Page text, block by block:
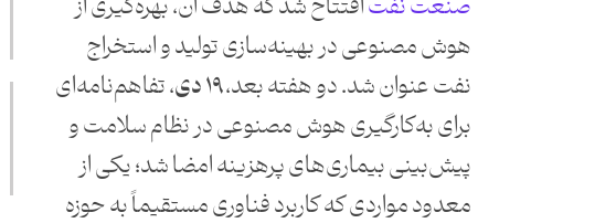
صنعت نفتافتتاح شد که هدف آن، بهره‌گیری از
هوش مصنوعی در بهینه‌سازی تولید و استخراج
نفت عنوان شد. دو هفته بعد،۱۹ دی
، تفاهم‌نامه‌ای
برای به‌کارگیری هوش مصنوعی در نظام سلامت و
پیش‌بینی بیماری‌های پرهزینه امضا شد؛ یکی از
معدود مواردی که کاربرد فناوری مستقیماً به حوزه